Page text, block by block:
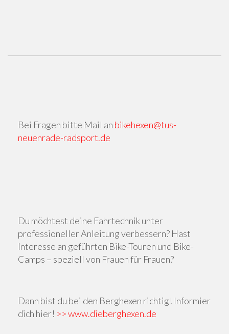
Bei Fragen bitte Mail an bikehexen@tus-
neuenrade-radsport.de
Du möchtest deine Fahrtechnik unter
professioneller Anleitung verbessern? Hast
Interesse an geführten Bike-Touren und Bike-
Camps – speziell von Frauen für Frauen?
Dann bist du bei den Berghexen richtig! Informier
dich hier! >> www.dieberghexen.de